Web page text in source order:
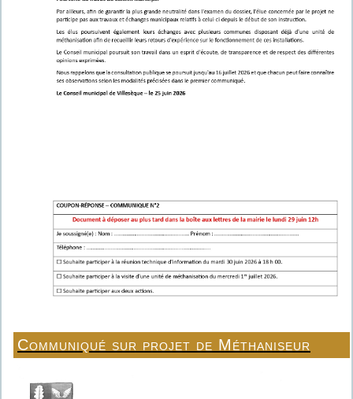
Communiqué sur projet de Méthaniseur